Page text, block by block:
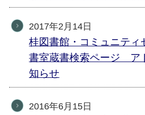
2017年2月14日
桂図書館・コミュニティ
書室蔵書検索ページ ア
知らせ
2016年6月15日